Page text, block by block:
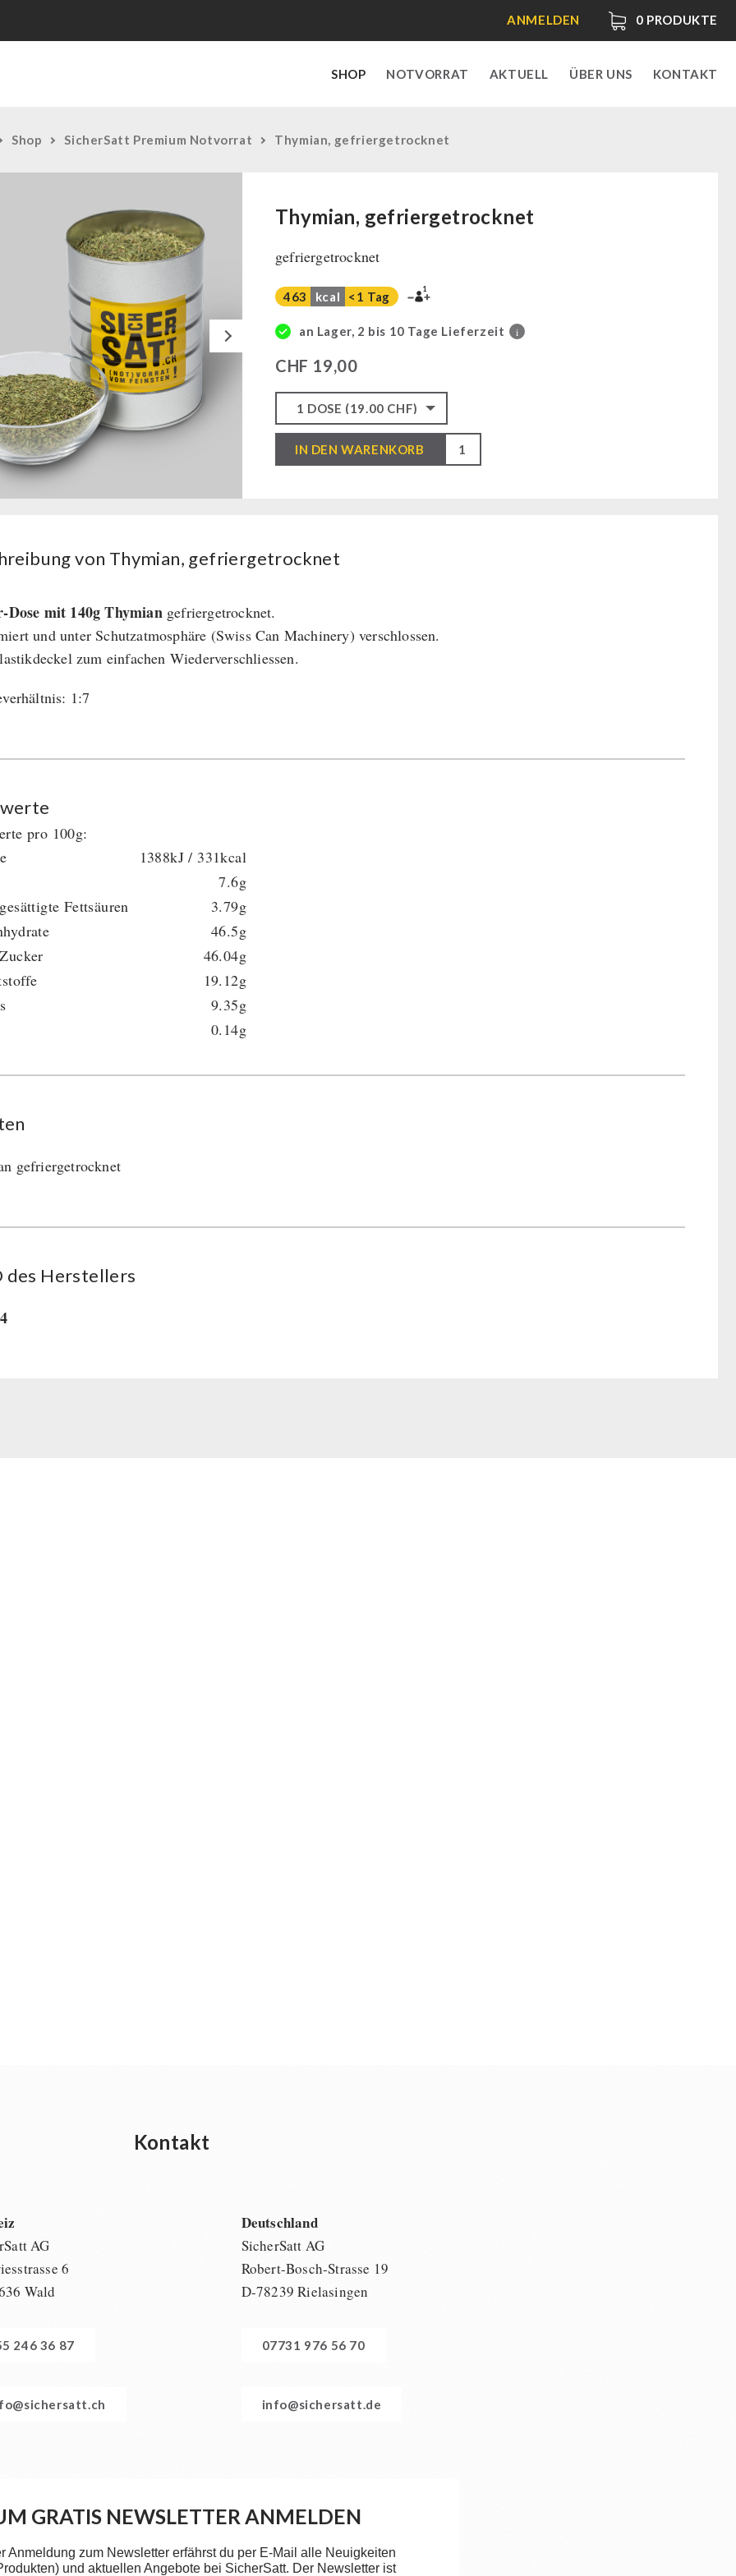
0 PRODUKTE
ANMELDEN
SHOP NOTVORRAT AKTUELL ÜBER UNS KONTAKT
Shop SicherSatt Premium Notvorrat Thymian, gefriergetrocknet
Thymian, gefriergetrocknet
gefriergetrocknet
463 kcal <1 Tag
1
an Lager, 2 bis 10 Tage Lieferzeit i
CHF 19,00
Thymian,
gefriergetrocknet
IN DEN WARENKORB
von Thymian, gefriergetrocknet
Dose mit 140g Thymiangefriergetrocknet.
und unter Schutzatmosphäre (Swiss Can Machinery) verschlossen.
zum einfachen Wiederverschliessen.
1:7
pro 100g:
1388kJ / 331kcal
7.6g
Fettsäuren
3.79g
46.5g
46.04g
19.12g
9.35g
0.14g
gefriergetrocknet
des Her­stel­lers
Kontakt
AG
6
Wald
246 36 87
Deutschland
SicherSatt AG
Robert-Bosch-Strasse 19
D-78239 Rielasingen
07731 976 56 70
info@sichersatt.de
GRATIS NEWSLETTER ANMELDEN
Anmeldung zum Newsletter erfährst du per E-Mail alle Neuigkeiten
und aktuellen Angebote bei SicherSatt. Der Newsletter ist